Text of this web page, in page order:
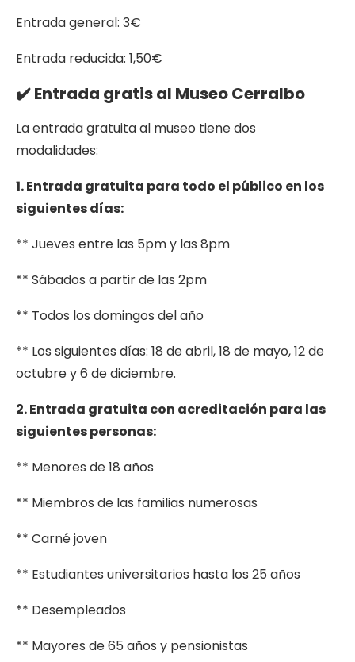
Entrada general: 3€
Entrada reducida: 1,50€
✔️ Entrada gratis al Museo Cerralbo
La entrada gratuita al museo tiene dos
modalidades:
1. Entrada gratuita para todo el público en los
siguientes días:
** Jueves entre las 5pm y las 8pm
** Sábados a partir de las 2pm
** Todos los domingos del año
** Los siguientes días: 18 de abril, 18 de mayo, 12 de
octubre y 6 de diciembre.
2. Entrada gratuita con acreditación para las
siguientes personas:
** Menores de 18 años
** Miembros de las familias numerosas
** Carné joven
** Estudiantes universitarios hasta los 25 años
** Desempleados
** Mayores de 65 años y pensionistas